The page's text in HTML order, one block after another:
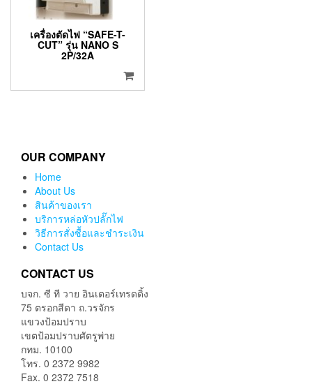
เครื่องตัดไฟ “SAFE-T-
CUT” รุ่น NANO S
2P/32A
OUR COMPANY
Home
About Us
สินค้าของเรา
บริการหล่อหัวปลั๊กไฟ
วิธีการสั่งซื้อและชำระเงิน
Contact Us
CONTACT US
บจก. ซี ที วาย อินเตอร์เทรดดิ้ง
75 ตรอกสีดา ถ.วรจักร
แขวงป้อมปราบ
เขตป้อมปราบศัตรูพ่าย
กทม. 10100
โทร. 0 2372 9982
Fax. 0 2372 7518